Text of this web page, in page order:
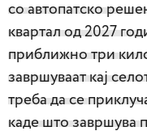
со автопатско
квартал од 2027
приближно три
завршуваат кај
треба да се
каде што завршува